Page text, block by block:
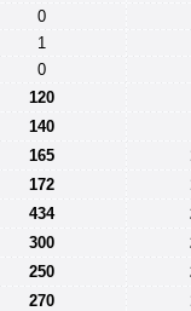
0
1
0
120
140
165
172
434
300
250
270